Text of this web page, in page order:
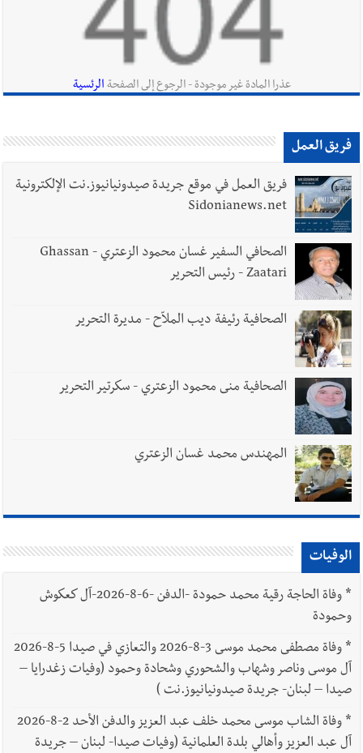
بالصور: الجيش اللبناني تفكيك صواريخ وقنابل طيران
غير منفجرة من مخلفات العدوان الإسرائيلي
أخبار لبنان الجيش اللبناني : تفجير ذخائر غير منفجرة
أخبار لبنان
جبلا وداخلا
العالم العربي
يبقى الشعب الفلسطيني يعيش كل هذا الألم؟ وإلى متى تستمر هذه
المعاناة التي تمزق القلوب والضمائر؟
أخبار العالم
وإعلام إيراني: الاتّفاق مع عُمان مؤجّل ما دامت التهديدات مستمرّة
استدراج وابتزاز واعتداء جنسي على قاصر
عذرا المادة غير موجودة - الرجوع إلى الصفحة الرئسية
فريق العمل
فريق العمل في موقع جريدة صيدونيانيوز.نت الإلكترونية
Sidonianews.net
الصحافي السفير غسان محمود الزعتري - Ghassan
Zaatari - رئيس التحرير
الصحافية رئيفة ديب الملاّح - مديرة التحرير
الصحافية منى محمود الزعتري - سكرتير التحرير
المهندس محمد غسان الزعتري
الوفيات
*
وفاة الحاجة رقية محمد حمودة -الدفن -6-8-2026-آل كعكوش
وحمودة
*
وفاة مصطفى محمد موسى 3-8-2026 والتعازي في صيدا 5-8-2026
آل موسى وناصر وشهاب والشحوري وشحادة وحمود (وفيات زغدرايا –
صيدا – لبنان- جريدة صيدونيانيوز.نت )
*
وفاة الشاب موسى محمد خلف عبد العزيز والدفن الأحد 2-8-2026
آل عبد العزيز وأهالي بلدة العلمانية (وفيات صيدا- لبنان – جريدة